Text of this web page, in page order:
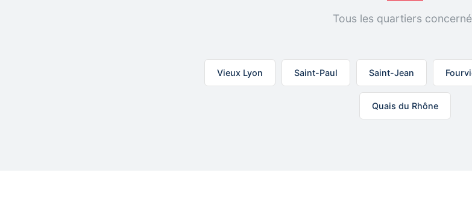
Tous les quartiers
Vieux Lyon Saint-Paul Saint-Jean
Quais du Rhône